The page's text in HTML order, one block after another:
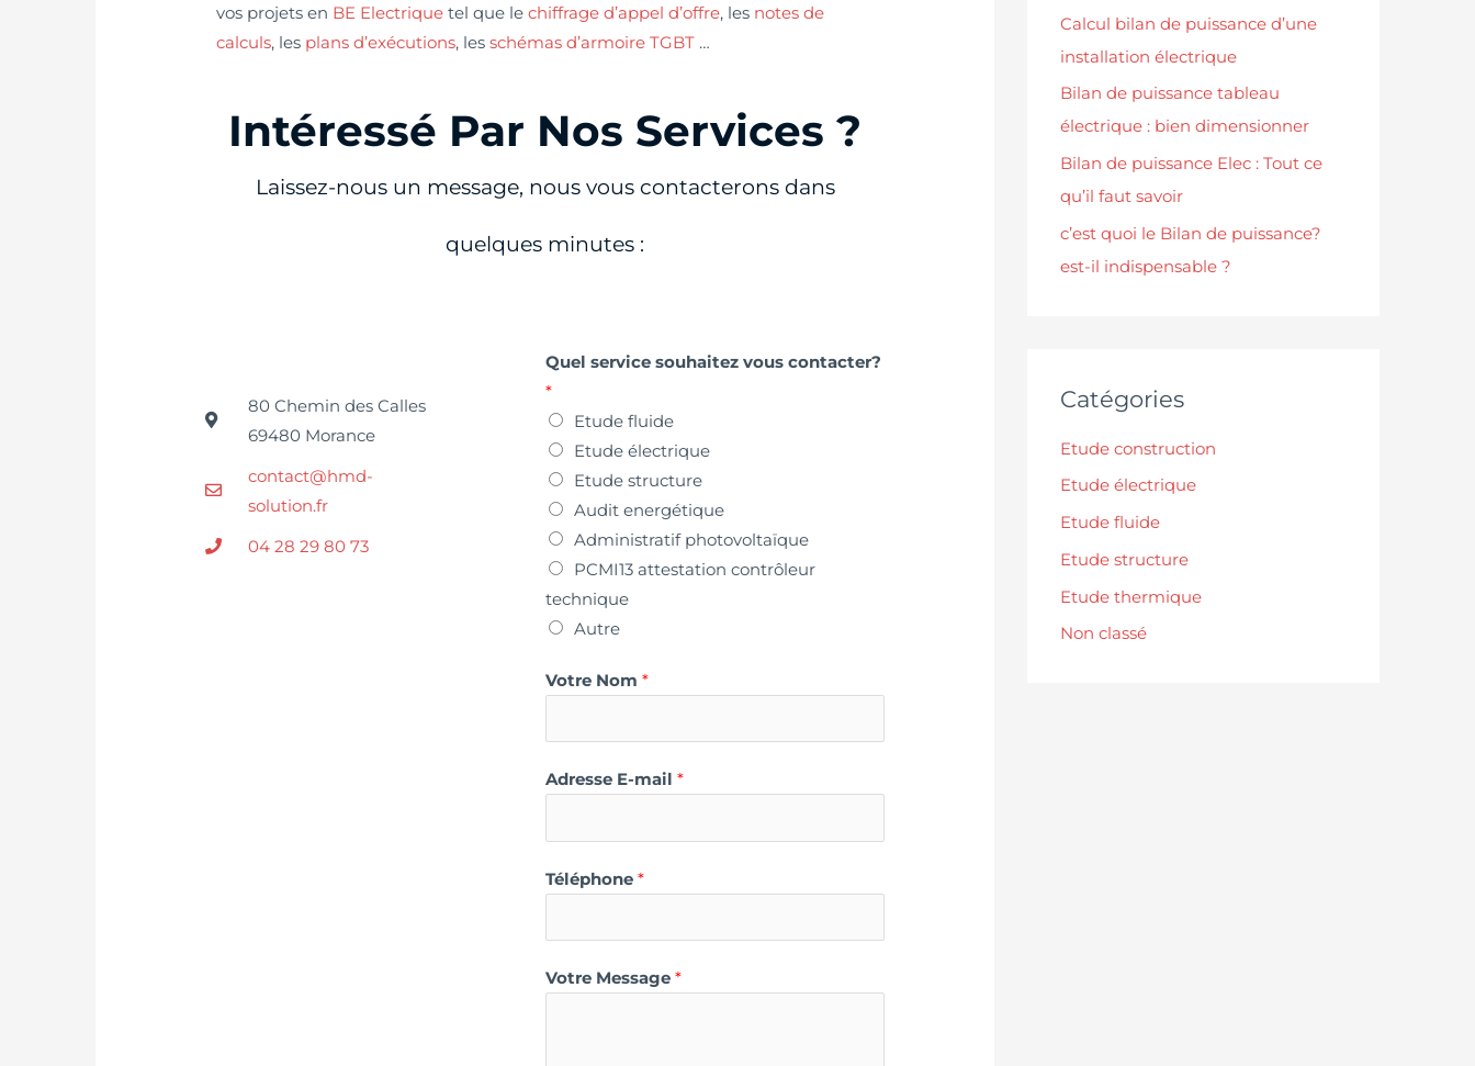
vos projets en BE Electrique tel que lechiffrage d’appel d’offre, les notes de
calculs, les plans d’exécutions, lesschémas d’armoire TGBT …
Intéressé Par Nos Services ?
Laissez-nous un message, nous vous contacterons dans
quelques minutes :
80 Chemin des Calles
69480 Morance
contact@hmd-
solution.fr
04 28 29 80 73
Quel service souhaitez vous contacter?
*
Etude fluide
Etude électrique
Etude structure
Audit energétique
Administratif photovoltaïque
PCMI13 attestation contrôleur
technique
Autre
Votre Nom *
Adresse E-mail *
Téléphone *
Votre Message *
Calcul bilan de puissance d’une
installation électrique
Bilan de puissance tableau
électrique : bien dimensionner
Bilan de puissance Elec : Tout ce
qu’il faut savoir
c’est quoi le Bilan de puissance?
est-il indispensable ?
Catégories
Etude construction
Etude électrique
Etude fluide
Etude structure
Etude thermique
Non classé